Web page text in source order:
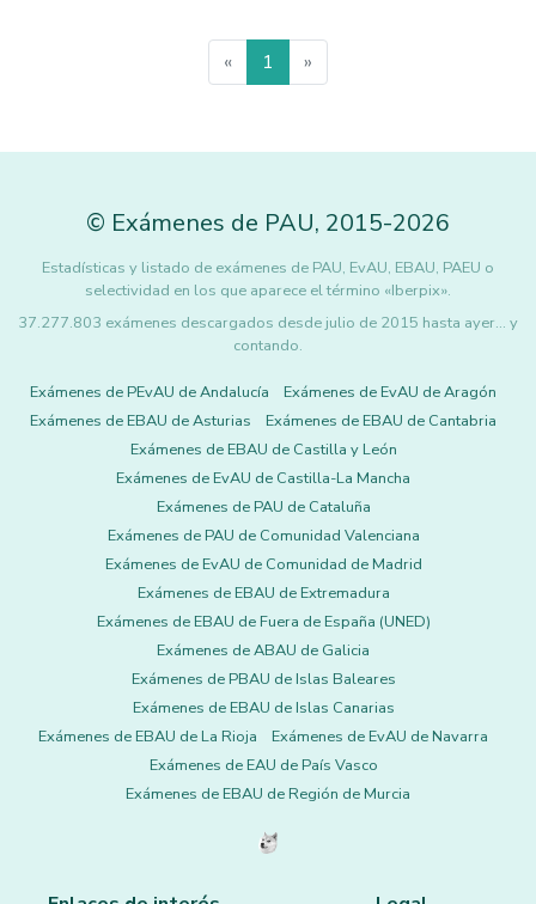
« 1 »
© Exámenes de PAU, 2015-2026
Estadísticas y listado de exámenes de PAU, EvAU, EBAU, PAEU o
selectividad en los que aparece el término «Iberpix».
37.277.803 exámenes descargados desde julio de 2015 hasta ayer... y
contando.
Exámenes de PEvAU de Andalucía
Exámenes de EvAU de Aragón
Exámenes de EBAU de Asturias
Exámenes de EBAU de Cantabria
Exámenes de EBAU de Castilla y León
Exámenes de EvAU de Castilla-La Mancha
Exámenes de PAU de Cataluña
Exámenes de PAU de Comunidad Valenciana
Exámenes de EvAU de Comunidad de Madrid
Exámenes de EBAU de Extremadura
Exámenes de EBAU de Fuera de España (UNED)
Exámenes de ABAU de Galicia
Exámenes de PBAU de Islas Baleares
Exámenes de EBAU de Islas Canarias
Exámenes de EBAU de La Rioja
Exámenes de EvAU de Navarra
Exámenes de EAU de País Vasco
Exámenes de EBAU de Región de Murcia